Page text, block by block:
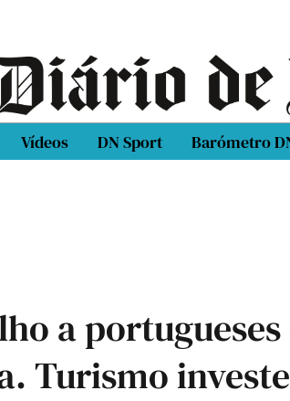
Vídeos DN Sport Barómetro
a
Turismo